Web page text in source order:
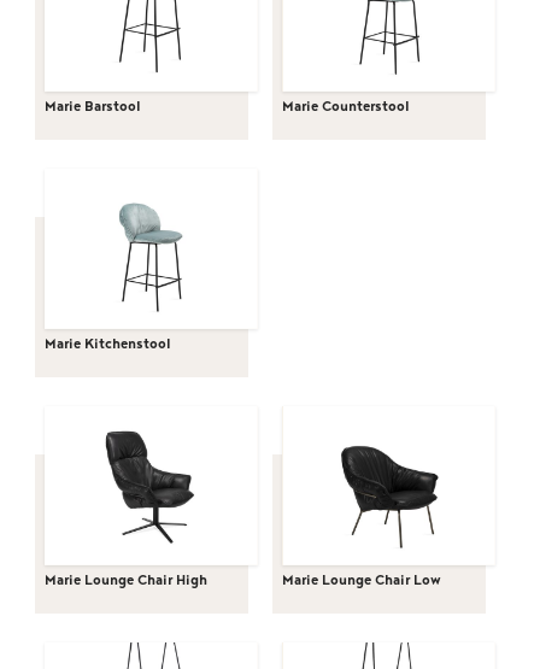
Marie Barstool Marie Counterstool
Marie Kitchenstool
Marie Lounge Chair High Marie Lounge Chair Low